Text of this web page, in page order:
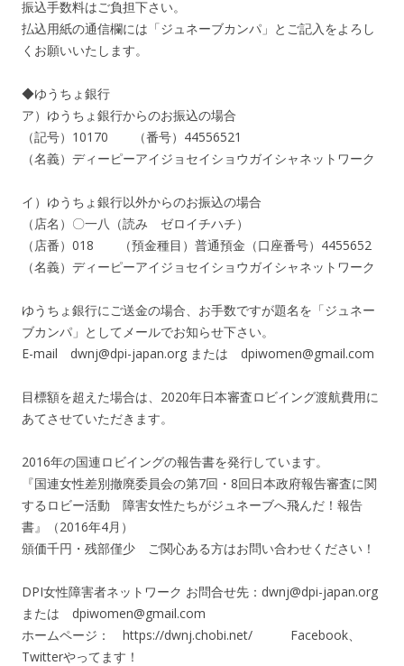
振込手数料はご負担下さい。
払込用紙の通信欄には「ジュネーブカンパ」とご記入をよろし
くお願いいたします。
◆ゆうちょ銀行
ア）ゆうちょ銀行からのお振込の場合
（記号）10170 （番号）44556521
（名義）ディーピーアイジョセイショウガイシャネットワーク
イ）ゆうちょ銀行以外からのお振込の場合
（店名）〇一八（読み ゼロイチハチ）
（店番）018 （預金種目）普通預金（口座番号）4455652
（名義）ディーピーアイジョセイショウガイシャネットワーク
ゆうちょ銀行にご送金の場合、お手数ですが題名を「ジュネー
ブカンパ」としてメールでお知らせ下さい。
E-mail dwnj@dpi-japan.org または dpiwomen@gmail.com
目標額を超えた場合は、2020年日本審査ロビイング渡航費用に
あてさせていただきます。
2016年の国連ロビイングの報告書を発行しています。
『国連女性差別撤廃委員会の第7回・8回日本政府報告審査に関
するロビー活動 障害女性たちがジュネーブへ飛んだ！報告
書』（2016年4月）
頒価千円・残部僅少 ご関心ある方はお問い合わせください！
DPI女性障害者ネットワーク お問合せ先：dwnj@dpi-japan.org
または dpiwomen@gmail.com
ホームページ： https://dwnj.chobi.net/ Facebook、
Twitterやってます！